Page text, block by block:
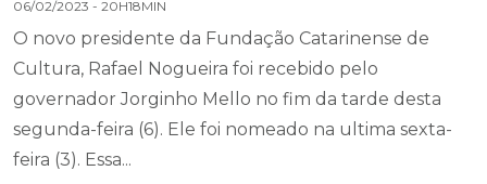
06/02/2023 - 20H18MIN
O novo presidente da Fundação Catarinense de
Cultura, Rafael Nogueira foi recebido pelo
governador Jorginho Mello no fim da tarde desta
segunda-feira (6). Ele foi nomeado na ultima sexta-
feira (3). Essa...